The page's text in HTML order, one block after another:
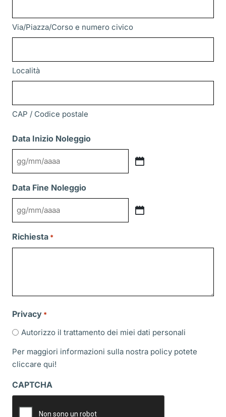
Via/Piazza/Corso e numero civico
Località
CAP / Codice postale
Data Inizio Noleggio
GG
MM
slash
AAAA
Data Fine Noleggio
GG
MM
Richiesta *
Privacy *
Autorizzo il trattamento dei miei dati personali
Per maggiori informazioni sulla nostra policy potete
cliccare qui!
CAPTCHA